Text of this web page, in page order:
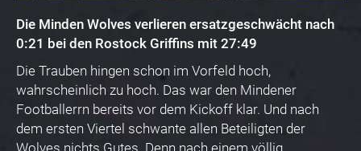
Die Minden Wolves verlieren ersatzgeschwächt nach
0:21 bei den Rostock Griffins mit 27:49
Die Trauben hingen schon im Vorfeld hoch,
wahrscheinlich zu hoch. Das war den Mindener
Footballerrn bereits vor dem Kickoff klar. Und nach
dem ersten Viertel schwante allen Beteiligten der
Wolves nichts Gutes. Denn nach einem völlig